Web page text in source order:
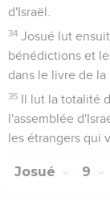
d'Israël.
34 Josué lut
bénédictions et
dans le livre de la
35 Il lut la totalité
l'assemblée
les étrangers qui
Josué 9